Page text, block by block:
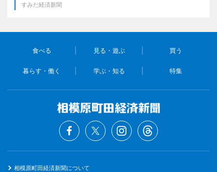
すみだ経済新聞
食べる 見る・遊ぶ 買う
暮らす・働く 学ぶ・知る 特集
相模原町田経済新聞について